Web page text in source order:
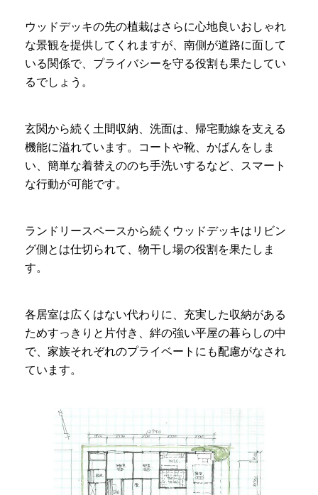
ウッドデッキの先の植栽はさらに心地良いおしゃれ
な景観を提供してくれますが、南側が道路に面して
いる関係で、プライバシーを守る役割も果たしてい
るでしょう。
玄関から続く土間収納、洗面は、帰宅動線を支える
機能に溢れています。コートや靴、かばんをしま
い、簡単な着替えののち手洗いするなど、スマート
な行動が可能です。
ランドリースペースから続くウッドデッキはリビン
グ側とは仕切られて、物干し場の役割を果たしま
す。
各居室は広くはない代わりに、充実した収納がある
ためすっきりと片付き、絆の強い平屋の暮らしの中
で、家族それぞれのプライベートにも配慮がなされ
ています。